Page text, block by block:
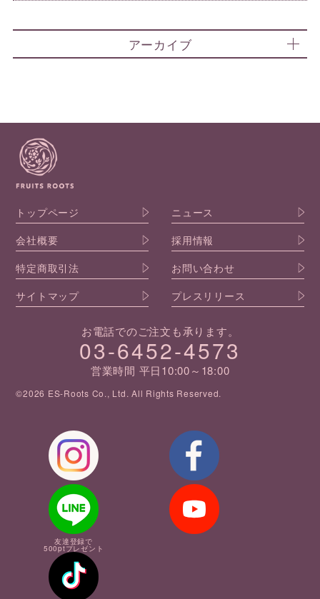
アーカイブ
トップページ
ニュース
会社概要
採用情報
特定商取引法
お問い合わせ
サイトマップ
プレスリリース
お電話でのご注文も承ります。
03-6452-4573
営業時間 平日10:00～18:00
©2026 ES-Roots Co., Ltd. All Rights Reserved.
友達登録で
500ptプレゼント